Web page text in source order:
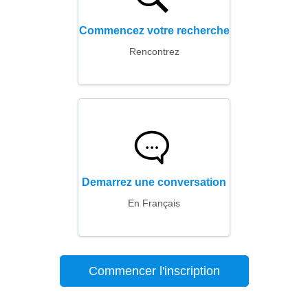
Commencez votre recherche
Rencontrez
Demarrez une conversation
En Français
Commencer l'inscription